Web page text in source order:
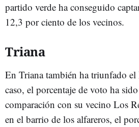
partido verde ha conseguido
12,3 por ciento de los vecinos.
Triana
En Triana también ha triunfado el
caso, el porcentaje de voto ha
comparación con su vecino Los
en el barrio de los alfareros, el